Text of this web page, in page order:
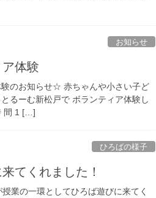
お知らせ
体験
のお知らせ☆ 赤ちゃんや小さい子ど
るーむ新松戸で ボランティア体験し
間 1 […]
ひろばの様子
てくれました！
業の一環としてひろば遊びに来てく